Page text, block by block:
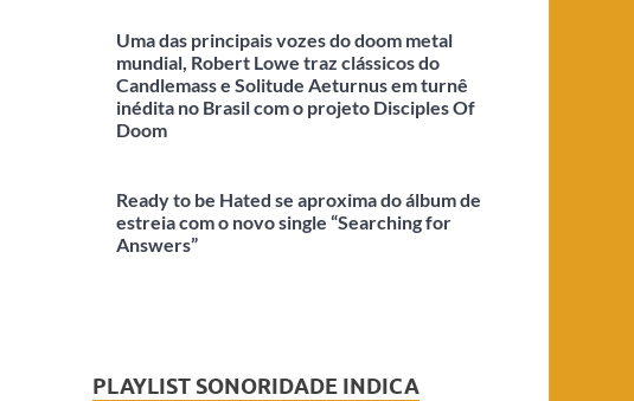
Uma das principais vozes do doom metal
mundial, Robert Lowe traz clássicos do
Candlemass e Solitude Aeturnus em turnê
inédita no Brasil com o projeto Disciples Of
Doom
Ready to be Hated se aproxima do álbum de
estreia com o novo single “Searching for
Answers”
PLAYLIST SONORIDADE INDICA